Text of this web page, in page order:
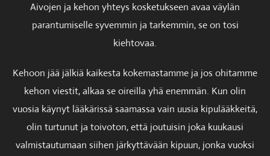
Aivojen ja kehon yhteys kosketukseen avaa väylän
parantumiselle syvemmin ja tarkemmin, se on tosi
kiehtovaa.
Kehoon jää jälkiä kaikesta kokemastamme ja jos ohitamme
kehon viestit, alkaa se oireilla yhä enemmän. Kun olin
vuosia käynyt lääkärissä saamassa vain uusia kipulääkkeitä,
olin turtunut ja toivoton, että joutuisin joka kuukausi
valmistautumaan siihen järkyttävään kipuun, jonka vuoksi